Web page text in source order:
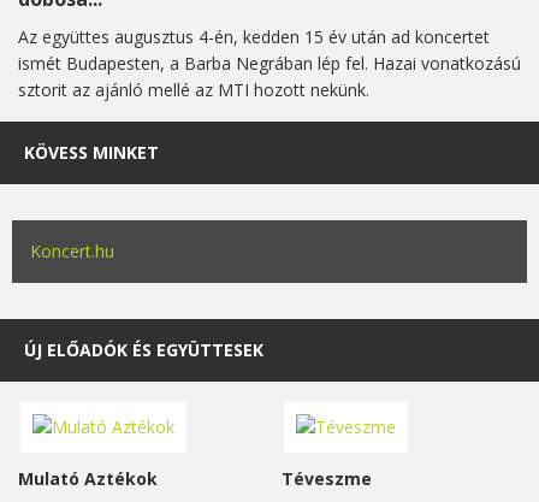
Az együttes augusztus 4-én, kedden 15 év után ad koncertet
ismét Budapesten, a Barba Negrában lép fel. Hazai vonatkozású
sztorit az ajánló mellé az MTI hozott nekünk.
KÖVESS MINKET
Koncert.hu
ÚJ ELŐADÓK ÉS EGYÜTTESEK
Mulató Aztékok Téveszme